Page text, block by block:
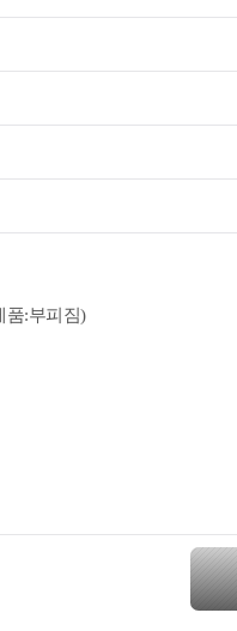
품:부피짐)